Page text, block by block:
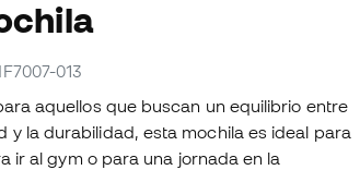
013
aquellos que buscan un equilibrio entre
la durabilidad, esta mochila es ideal para
ir al gym o para una jornada en la